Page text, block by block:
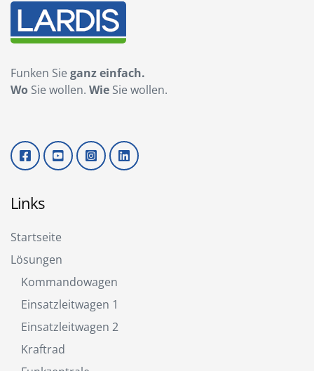
Funken Sie ganz einfach.
Wo Sie wollen. Wie Sie wollen.
Links
Startseite
Lösungen
Kommandowagen
Einsatzleitwagen 1
Einsatzleitwagen 2
Kraftrad